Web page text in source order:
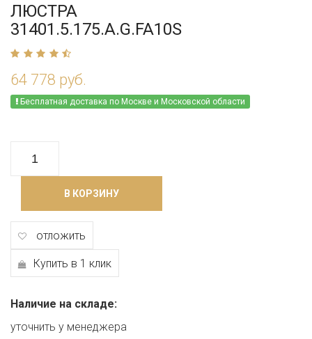
ЛЮСТРА
31401.5.175.A.G.FA10S
64 778 руб.
Бесплатная доставка по Москве и Московской области
В КОРЗИНУ
отложить
Купить в 1 клик
Наличие на складе:
уточнить у менеджера